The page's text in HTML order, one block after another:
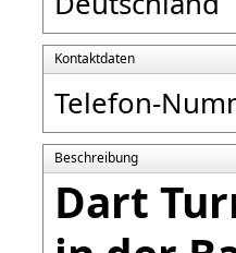
Kontaktdaten
Telefon-
Beschreibung
Dart